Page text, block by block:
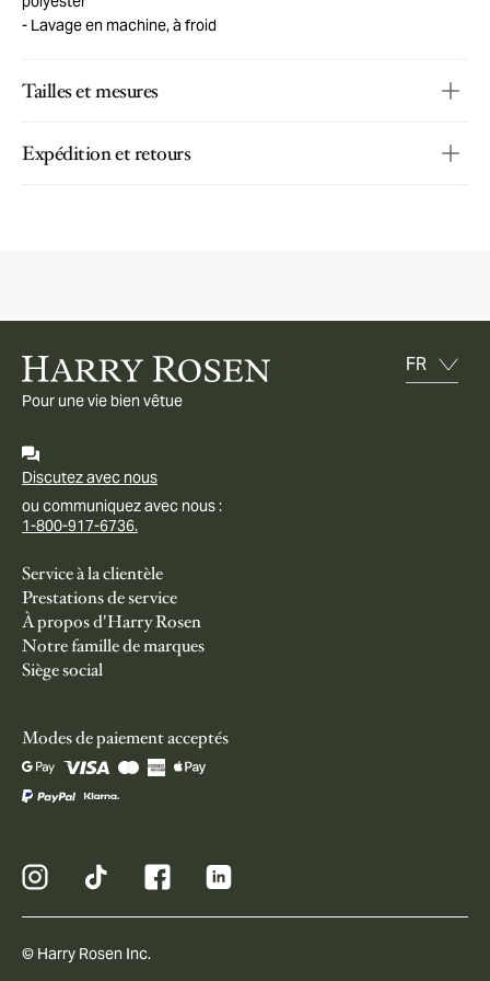
Lavage en machine, à froid
Tailles et mesures
Expédition et retours
Pour une vie bien vêtue
Discutez avec nous
ou communiquez avec nous :
1-800-917-6736.
Service à la clientèle
Prestations de service
À propos d'Harry Rosen
Notre famille de marques
Siège social
Modes de paiement acceptés
© Harry Rosen Inc.